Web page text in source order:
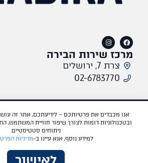
מרכז שירות הבירה
צרת 7, ירושלים
02-6783770​
תקנון אתרמדיניות פרטיותאתר היבואןפורד
VOYAH
ובטכנולוגיות דומות לצורך שיפור חוויית המשתמש,
ניתוחים סטטיסטיים.
למידע נוסף, אנא עיינו ב-מדיניות
לאישור